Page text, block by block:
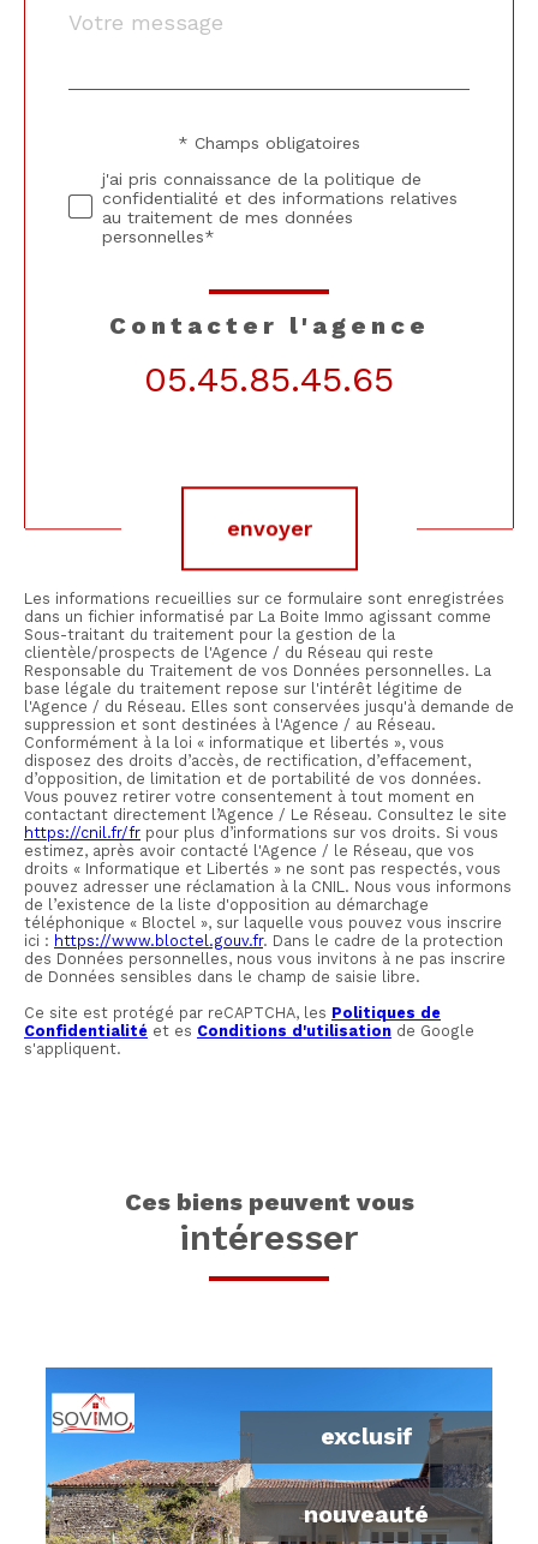
Fieldset
défaut
Message
*
Validation* Champs obligatoires
j'ai pris connaissance de la politique de
confidentialité et des informations relatives
au traitement de mes données
personnelles*
contacter l'agence
05.45.85.45.65
envoyer
Les informations recueillies sur ce formulaire sont enregistrées
dans un fichier informatisé par La Boite Immo agissant comme
Sous-traitant du traitement pour la gestion de la
clientèle/prospects de l'Agence / du Réseau qui reste
Responsable du Traitement de vos Données personnelles. La
base légale du traitement repose sur l'intérêt légitime de
l'Agence / du Réseau. Elles sont conservées jusqu'à demande de
suppression et sont destinées à l'Agence / au Réseau.
Conformément à la loi « informatique et libertés », vous
disposez des droits d’accès, de rectification, d’effacement,
d’opposition, de limitation et de portabilité de vos données.
Vous pouvez retirer votre consentement à tout moment en
contactant directement l’Agence / Le Réseau. Consultez le site
https://cnil.fr/fr pour plus d’informations sur vos droits. Si vous
estimez, après avoir contacté l'Agence / le Réseau, que vos
droits « Informatique et Libertés » ne sont pas respectés, vous
pouvez adresser une réclamation à la CNIL. Nous vous informons
de l’existence de la liste d'opposition au démarchage
téléphonique « Bloctel », sur laquelle vous pouvez vous inscrire
ici : https://www.bloctel.gouv.fr. Dans le cadre de la protection
des Données personnelles, nous vous invitons à ne pas inscrire
de Données sensibles dans le champ de saisie libre.
Ce site est protégé par reCAPTCHA, les Politiques de
Confidentialité et es Conditions d'utilisation de Google
s'appliquent.
ces biens peuvent vous
intéresser
exclusif
nouveauté